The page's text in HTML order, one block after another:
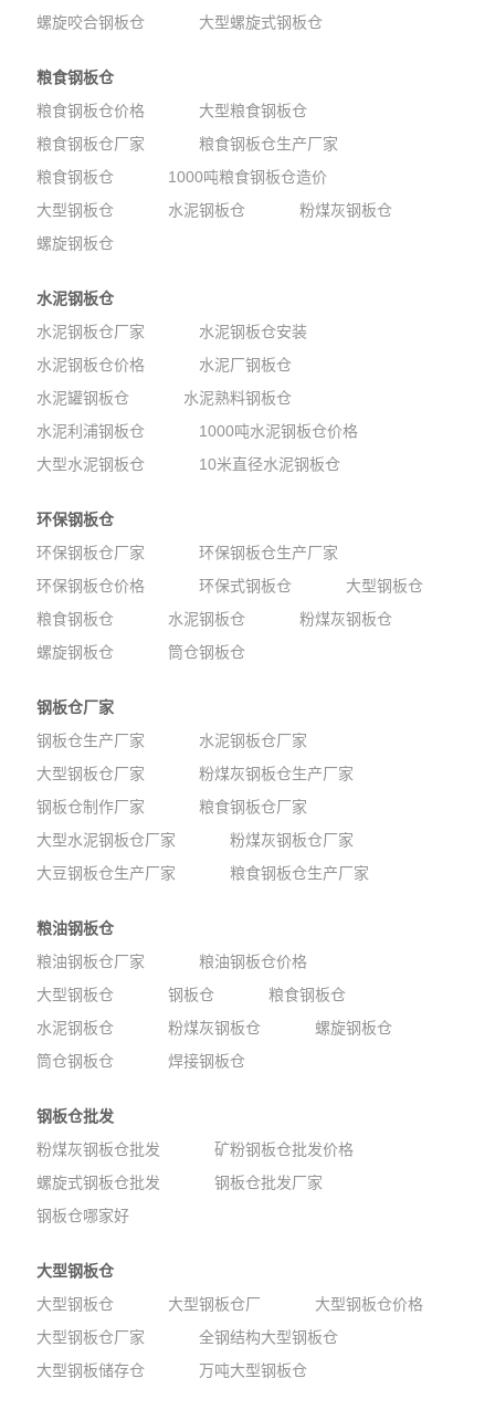
螺旋咬合钢板仓
大型螺旋式钢板仓
粮食钢板仓
粮食钢板仓价格
大型粮食钢板仓
粮食钢板仓厂家
粮食钢板仓生产厂家
粮食钢板仓
1000吨粮食钢板仓造价
大型钢板仓
水泥钢板仓
粉煤灰钢板仓
螺旋钢板仓
水泥钢板仓
水泥钢板仓厂家
水泥钢板仓安装
水泥钢板仓价格
水泥厂钢板仓
水泥罐钢板仓
水泥熟料钢板仓
水泥利浦钢板仓
1000吨水泥钢板仓价格
大型水泥钢板仓
10米直径水泥钢板仓
环保钢板仓
环保钢板仓厂家
环保钢板仓生产厂家
环保钢板仓价格
环保式钢板仓
大型钢板仓
粮食钢板仓
水泥钢板仓
粉煤灰钢板仓
螺旋钢板仓
筒仓钢板仓
钢板仓厂家
钢板仓生产厂家
水泥钢板仓厂家
大型钢板仓厂家
粉煤灰钢板仓生产厂家
钢板仓制作厂家
粮食钢板仓厂家
大型水泥钢板仓厂家
粉煤灰钢板仓厂家
大豆钢板仓生产厂家
粮食钢板仓生产厂家
粮油钢板仓
粮油钢板仓厂家
粮油钢板仓价格
大型钢板仓
钢板仓
粮食钢板仓
水泥钢板仓
粉煤灰钢板仓
螺旋钢板仓
筒仓钢板仓
焊接钢板仓
钢板仓批发
粉煤灰钢板仓批发
矿粉钢板仓批发价格
螺旋式钢板仓批发
钢板仓批发厂家
钢板仓哪家好
大型钢板仓
大型钢板仓
大型钢板仓厂
大型钢板仓价格
大型钢板仓厂家
全钢结构大型钢板仓
大型钢板储存仓
万吨大型钢板仓